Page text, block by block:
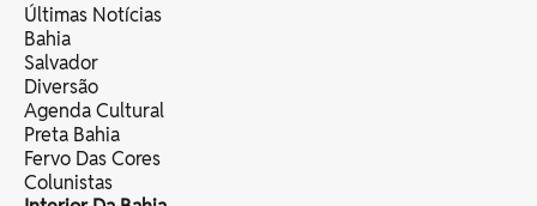
Últimas Notícias
Bahia
Salvador
Diversão
Agenda Cultural
Preta Bahia
Fervo Das Cores
Colunistas